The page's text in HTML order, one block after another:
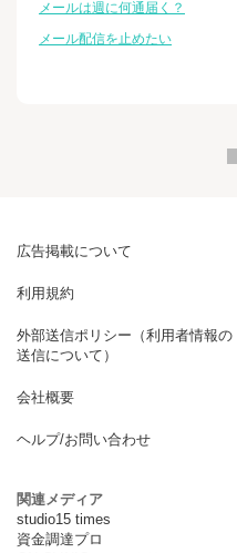
メールは週に何通届く？
メール配信を止めたい
広告掲載について
利用規約
外部送信ポリシー（利用者情報の
送信について）
会社概要
ヘルプ/お問い合わせ
関連メディア
studio15 times
資金調達プロ